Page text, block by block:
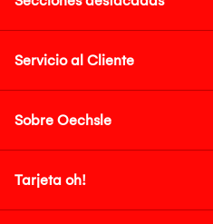
Servicio al Cliente
Sobre Oechsle
Tarjeta oh!